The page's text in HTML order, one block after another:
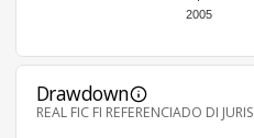
2005
Drawdown
REAL FIC FI REFERENCIADO DI JURIS